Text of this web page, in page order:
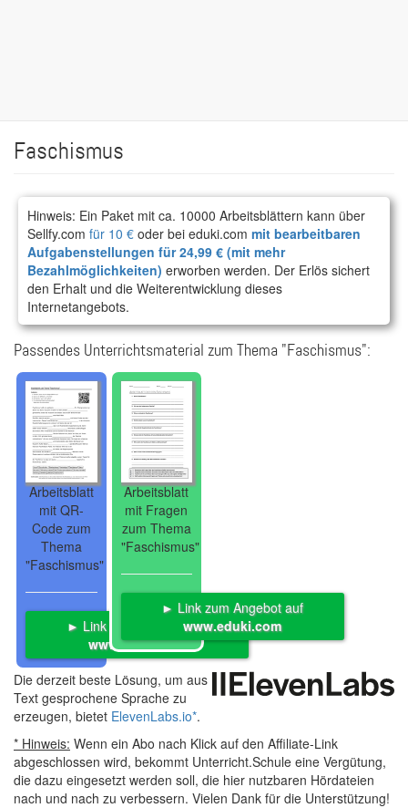
Faschismus
Hinweis: Ein Paket mit ca. 10000 Arbeitsblättern kann über
Sellfy.com für 10 € oder bei eduki.com mit bearbeitbaren
Aufgabenstellungen für 24,99 € (mit mehr
Bezahlmöglichkeiten) erworben werden. Der Erlös sichert
den Erhalt und die Weiterentwicklung dieses
Internetangebots.
Passendes Unterrichtsmaterial zum Thema "Faschismus":
Arbeitsblatt
mit QR-
Code zum
Thema
"Faschismus"
► Link zum Angebot auf
www.eduki.com
Arbeitsblatt
mit Fragen
zum Thema
"Faschismus"
► Link zum Angebot auf
www.eduki.com
Die derzeit beste Lösung, um aus
Text gesprochene Sprache zu
erzeugen, bietet ElevenLabs.io*.
* Hinweis: Wenn ein Abo nach Klick auf den Affiliate-Link
abgeschlossen wird, bekommt Unterricht.Schule eine Vergütung,
die dazu eingesetzt werden soll, die hier nutzbaren Hördateien
nach und nach zu verbessern. Vielen Dank für die Unterstützung!